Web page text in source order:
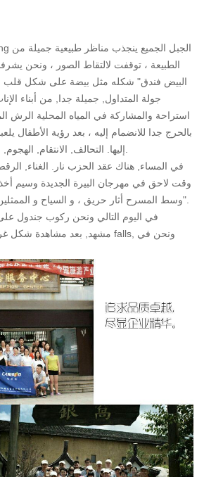
الطبيعة ، توقفت لالتقاط الصور ، ونحن
جولة المتداول, جميلة جدا, من أبناء
استراحة والمشاركة في المياه المحلية الرش
بالحرج جدا للانضمام إليه ، بعد رؤية الأطفال
في المساء, هناك عقد الحزب نار. الغناء,
وقت لاحق في مهرجان البيرة الجديدة وسيم
وسط المسرح أثار حريق ، و السياح و الممثلين رقصت في "الصغير أبل".
في اليوم التالي ونحن ركوب جندول